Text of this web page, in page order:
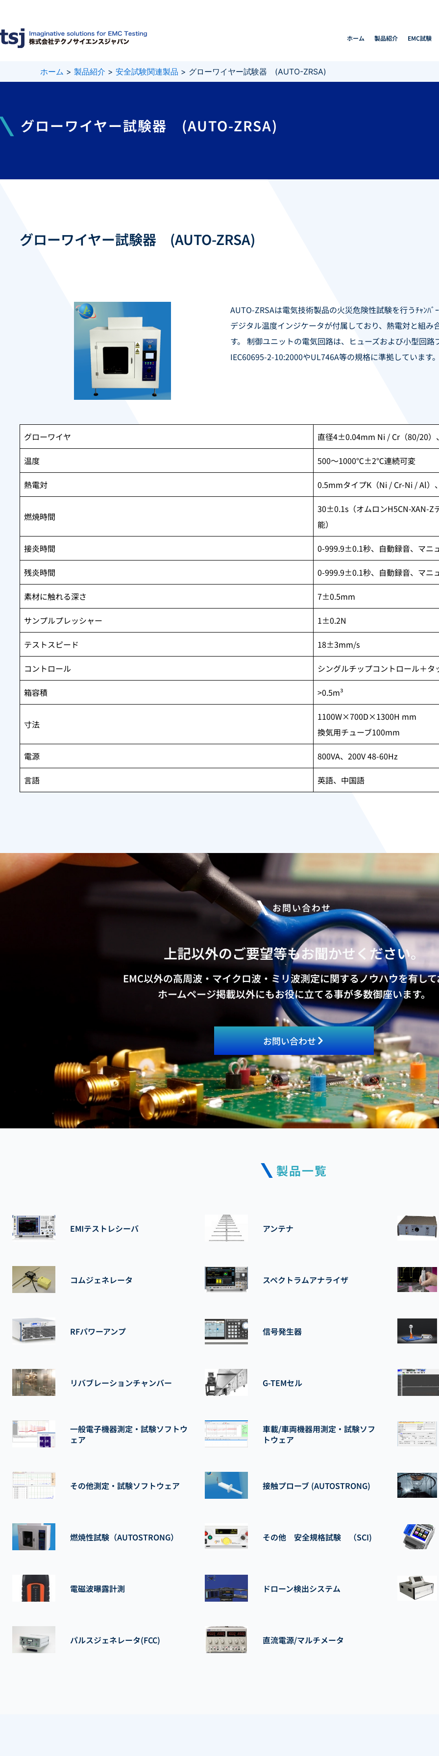
ス
ホーム 製品紹介 EMC試験
ホーム > 製品紹介 > 安全試験関連製品 > グローワイヤー試験器 (AUTO-ZRSA)
グローワイヤー試験器 (AUTO-ZRSA)
グローワイヤー試験器 (AUTO-ZRSA)
AUTO-ZRSAは電気技術製品の火災危険性試験を行うﾁｬﾝﾊﾞ
デジタル温度インジケータが付属しており、熱電対と組
す。 制御ユニットの電気回路は、ヒューズおよび小型回
IEC60695-2-10:2000やUL746A等の規格に準拠しています
グローワイヤ 直径4±0.04mm Ni / Cr（80/20）
温度 500〜1000℃±2℃連続可変
熱電対 0.5mmタイプK（Ni / Cr-Ni / Al
燃焼時間
30±0.1s（オムロンH5CN-XAN-Z
能）
接炎時間 0-999.9±0.1秒、自動録音、マニ
残炎時間 0-999.9±0.1秒、自動録音、マニ
素材に触れる深さ 7±0.5mm
サンプルプレッシャー 1±0.2N
テストスピード 18±3mm/s
コントロール シングルチップコントロール＋タ
箱容積 >0.5m³
寸法
1100W×700D×1300H mm
換気用チューブ100mm
電源 800VA、200V 48-60Hz
言語 英語、中国語
お問い合わせ
上記以外のご要望等もお聞かせください。
EMC以外の高周波・マイクロ波・ミリ波測定に関するノウハウを有し
ホームページ掲載以外にもお役に立てる事が多数御座います。
お問い合わせ
製品一覧
EMIテストレシーバ アンテナ
コムジェネレータ スペクトラムアナライザ
RFパワーアンプ 信号発生器
リバブレーションチャンバー G-TEMセル
一般電子機器測定・試験ソフトウ
ェア
車載/車両機器用測定・試験ソフ
トウェア
その他測定・試験ソフトウェア 接触プローブ (AUTOSTRONG)
燃焼性試験（AUTOSTRONG） その他 安全規格試験 （SCI)
電磁波曝露計測 ドローン検出システム
パルスジェネレータ(FCC) 直流電源/マルチメータ